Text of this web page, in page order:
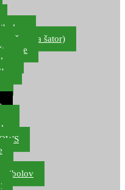
ručne, za šator)
ribolov